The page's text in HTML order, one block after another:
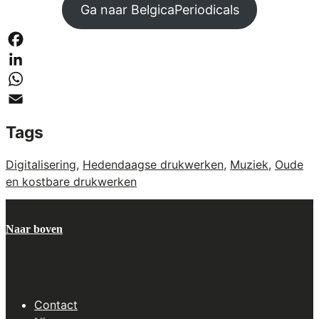
Ga naar BelgicaPeriodicals
Facebook
LinkedIn
WhatsApp
Tags
Digitalisering, Hedendaagse drukwerken, Muziek, Oude
en kostbare drukwerken
Naar boven
Contact